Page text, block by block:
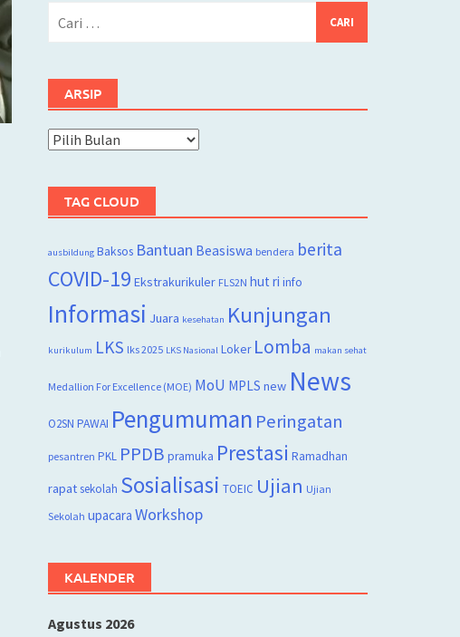
ARSIP
Arsip
TAG CLOUD
ausbildung Baksos Bantuan Beasiswa bendera berita
COVID-19 Ekstrakurikuler FLS2N hut ri info
Informasi Juara kesehatan Kunjungan
kurikulum LKS lks 2025 LKS Nasional Loker Lomba makan sehat
Medallion For Excellence (MOE) MoU MPLS new News
O2SN PAWAI Pengumuman Peringatan
pesantren PKL PPDB pramuka Prestasi Ramadhan
rapatsekolah Sosialisasi TOEIC Ujian Ujian
Sekolah upacara Workshop
KALENDER
Agustus 2026